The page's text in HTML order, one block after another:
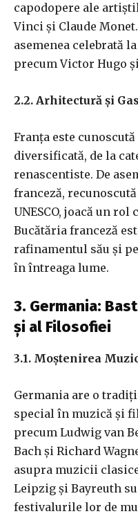
capodopere ale
Vinci și Claude
asemenea celebrată
precum Victor Hugo
2.2. Arhitectură și
Franța este
diversificată, de la
renascentiste. De
franceză,
UNESCO, joacă un
Bucătăria franceză
rafinamentul său și
în întreaga lume.
3. Germania:
și al Filosofiei
3.1. Moștenirea
Germania are o
special în muzică și
precum Ludwig van
Bach și Richard
asupra muzicii
Leipzig și Bayreuth
festivalurile lor de